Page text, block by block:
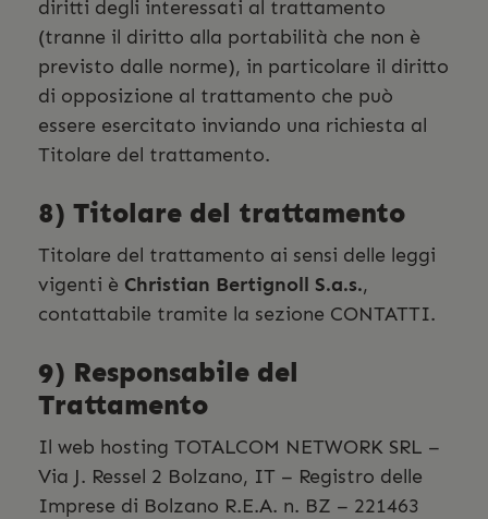
diritti degli interessati al trattamento
(tranne il diritto alla portabilità che non è
previsto dalle norme), in particolare il diritto
di opposizione al trattamento che può
essere esercitato inviando una richiesta al
Titolare del trattamento.
8) Titolare del trattamento
Titolare del trattamento ai sensi delle leggi
vigenti è Christian Bertignoll S.a.s.,
contattabile tramite la sezione CONTATTI.
9) Responsabile del
Trattamento
Il web hosting TOTALCOM NETWORK SRL –
Via J. Ressel 2 Bolzano, IT – Registro delle
Imprese di Bolzano R.E.A. n. BZ – 221463